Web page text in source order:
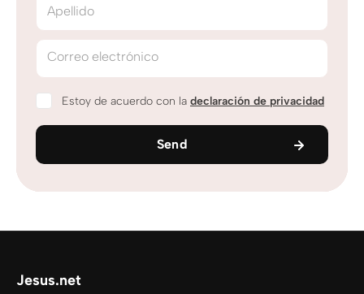
Apellido
Correo electrónico
Estoy de acuerdo con la declaración de privacidad
Send
Jesus.net